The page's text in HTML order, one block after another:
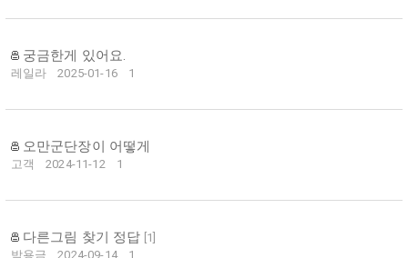
궁금한게 있어요.
레일라 2025-01-16 1
오만군단장이 어떻게
고객 2024-11-12 1
다른그림 찾기 정답 1
박용금
2024-09-14 1